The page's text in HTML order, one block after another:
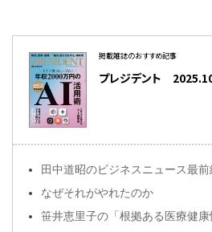
掲載雑誌のおすすめ記事
プレジデント
田中道昭のビジネスニュース最前
なぜそれがやれたのか
笹井恵里子の「根拠ある医療健康